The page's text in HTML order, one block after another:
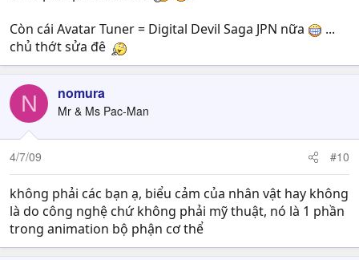
Còn cái Avatar Tuner = Digital Devil Saga JPN nữa
...
chủ thớt sửa đê
N nomura
Mr & Ms Pac-Man
4/7/09 #10
không phải các bạn ạ, biểu cảm của nhân vật hay không
là do công nghệ chứ không phải mỹ thuật, nó là 1 phần
trong animation bộ phận cơ thể